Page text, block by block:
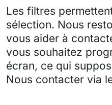
Les filtres
sélection. Nous
vous aider à
vous souhaitez
écran, ce qui
Nous contacter via